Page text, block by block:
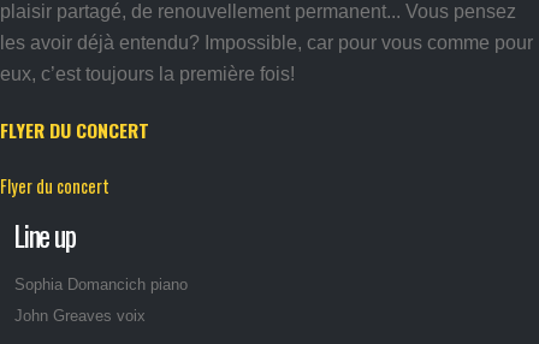
plaisir partagé, de renouvellement permanent... Vous pensez
les avoir déjà entendu? Impossible, car pour vous comme pour
eux, c’est toujours la première fois!
FLYER DU CONCERT
Flyer du concert
Line up
Sophia Domancich piano
John Greaves voix